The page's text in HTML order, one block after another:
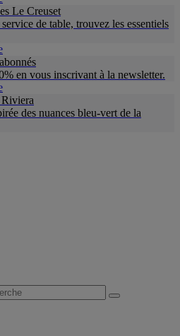
Le Creuset
de table, trouvez les essentiels
en vous inscrivant à la newsletter.
des nuances bleu-vert de la